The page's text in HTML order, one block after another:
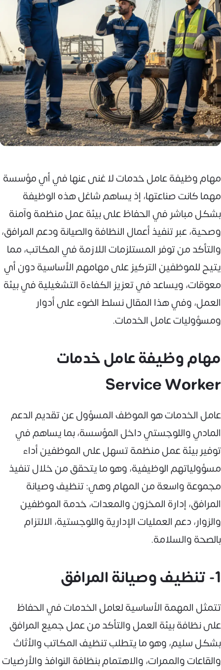
مهام وظيفة عامل خدمات لا غنى عنها في أي مؤسسة
مهما كانت صناعتها، إذ يساهم شاغل هذه الوظيفة
بشكل مباشر في الحفاظ على بيئة عمل منظمة وآمنة
وصحية، عبر تنفيذ أعمال النظافة والصيانة ودعم المرافق،
والتأكد من توفر المستلزمات اللازمة في المكاتب، مما
يتيح للموظفين التركيز على مهامهم الأساسية دون أي
معوقات، ويساعد في تعزيز الكفاءة التشغيلية في بيئة
العمل، وفي هذا المقال نسلط الضوء على أدوار
ومسؤوليات عامل الخدمات.
مهام وظيفة عامل خدمات
Service Worker
عامل الخدمات هو الموظف المسؤول عن تقديم الدعم
المادي واللوجستي داخل المؤسسة، بما يساهم في
توفير بيئة عمل منظمة تسهل على الموظفين أداء
مسؤولياتهم الوظيفية، وهو ما يتحقق من خلال تنفيذ
مجموعة واسعة من المهام وهي: تنظيف وصيانة
المرافق، إدارة المخزون والمعدات، خدمة الموظفين
والزوار، دعم العمليات الإدارية واللوجستية، الالتزام
بالصحة والسلامة.
1- تنظيف وصيانة المرافق
تتمثل المهمة الأساسية لعامل الخدمات في الحفاظ
على نظافة بيئة العمل والتأكد من عمل جميع المرافق
بشكل سليم، وهو ما يتطلب تنظيف المكاتب والأثاث
والقاعات والممرات، والاهتمام بنظافة النوافذ والأرضيات